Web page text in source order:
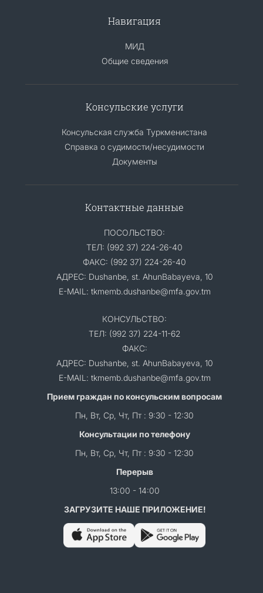
Навигация
МИД
Общие сведения
Консульские услуги
Консульская служба Туркменистана
Справка о судимости/несудимости
Документы
Контактные данные
ПОСОЛЬСТВО:
ТЕЛ: (992 37) 224-26-40
ФАКС: (992 37) 224-26-40
АДРЕС: Dushanbe, st. AhunBabayeva, 10
E-MAIL: tkmemb.dushanbe@mfa.gov.tm
КОНСУЛЬСТВО:
ТЕЛ: (992 37) 224-11-62
ФАКС:
АДРЕС: Dushanbe, st. AhunBabayeva, 10
E-MAIL: tkmemb.dushanbe@mfa.gov.tm
Прием граждан по консульским вопросам
Пн, Вт, Ср, Чт, Пт : 9:30 - 12:30
Консультации по телефону
Пн, Вт, Ср, Чт, Пт : 9:30 - 12:30
Перерыв
13:00 - 14:00
ЗАГРУЗИТЕ НАШЕ ПРИЛОЖЕНИЕ!